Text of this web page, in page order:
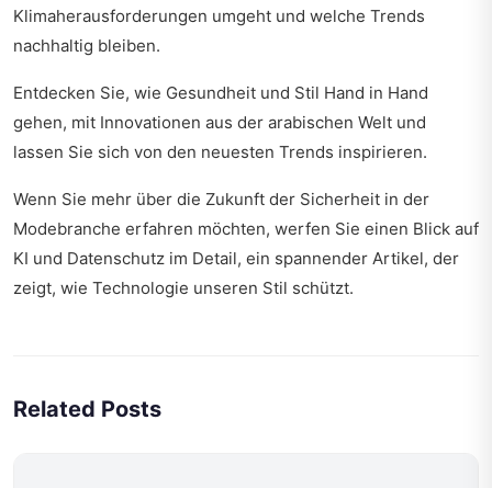
Klimaherausforderungen umgeht und welche Trends
nachhaltig bleiben.
Entdecken Sie, wie Gesundheit und Stil Hand in Hand
gehen, mit Innovationen aus der arabischen Welt und
lassen Sie sich von den neuesten Trends inspirieren.
Wenn Sie mehr über die Zukunft der Sicherheit in der
Modebranche erfahren möchten, werfen Sie einen Blick auf
KI und Datenschutz im Detail, ein spannender Artikel, der
zeigt, wie Technologie unseren Stil schützt.
Related Posts